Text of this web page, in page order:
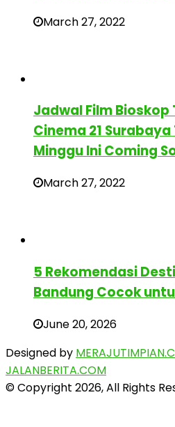
March 27, 2022
Jadwal Film Bioskop
Cinema 21
Minggu Ini Coming
March 27, 2022
5 Rekomendasi
Bandung Cocok
June 20, 2026
Designed by
JALANBERITA.COM
© Copyright 2026, All Rights